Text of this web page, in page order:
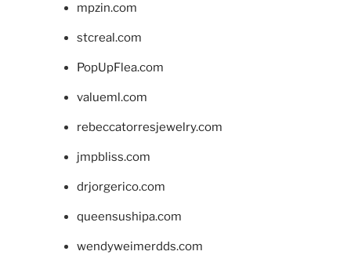
mpzin.com
stcreal.com
PopUpFlea.com
valueml.com
rebeccatorresjewelry.com
jmpbliss.com
drjorgerico.com
queensushipa.com
wendyweimerdds.com